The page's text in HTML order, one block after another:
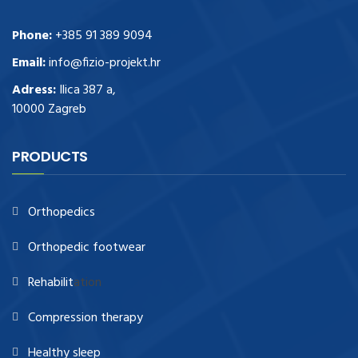
Phone:+385 91 389 9094
Email:info@fizio-projekt.hr
Adress:Ilica 387 a,
10000 Zagreb
PRODUCTS
Orthopedics
Orthopedic footwear
Rehabilitation
Compression therapy
Healthy sleep